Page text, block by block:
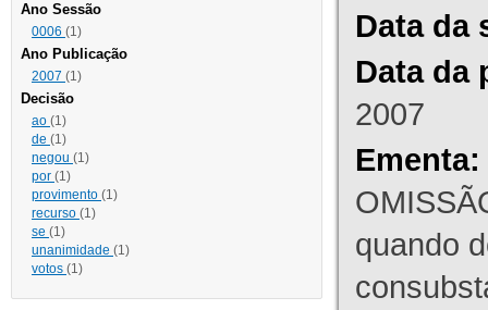
Ano Sessão
0006 (1)
Ano Publicação
2007 (1)
Decisão
ao (1)
de (1)
negou (1)
por (1)
provimento (1)
recurso (1)
se (1)
unanimidade (1)
votos (1)
Data da
Data da
2007
Ementa:
quando